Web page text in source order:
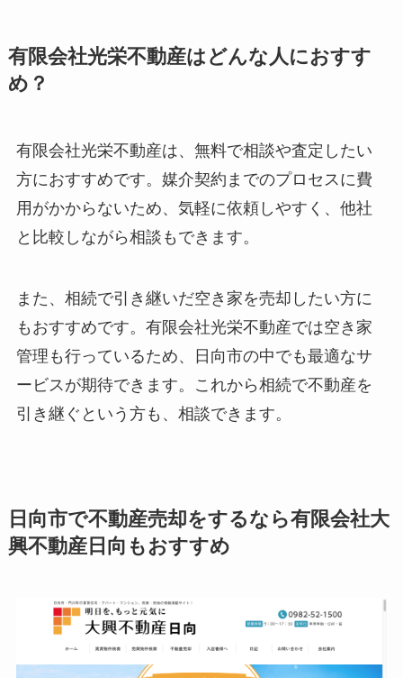
有限会社光栄不動産はどんな人におすす
め？
有限会社光栄不動産は、無料で相談や査定したい
方におすすめです。媒介契約までのプロセスに費
用がかからないため、気軽に依頼しやすく、他社
と比較しながら相談もできます。
また、相続で引き継いだ空き家を売却したい方に
もおすすめです。有限会社光栄不動産では空き家
管理も行っているため、日向市の中でも最適なサ
ービスが期待できます。これから相続で不動産を
引き継ぐという方も、相談できます。
日向市で不動産売却をするなら有限会社大
興不動産日向もおすすめ